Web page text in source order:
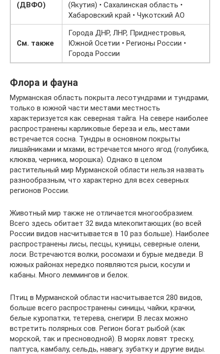
(ДВФО)
(Якутия) • Сахалинская область •
Хабаровский край • Чукотский АО
См. также
Города ДНР, ЛНР, Приднестровья,
Южной Осетии • Регионы России •
Города России
Флора и фауна
Мурманская область покрыта лесотундрами и тундрами,
только в южной части местами местность
характеризуется как северная тайга. На севере наиболее
распространены карликовые береза и ель, местами
встречается сосна. Тундры в основном покрыты
лишайниками и мхами, встречается много ягод (голубика,
клюква, черника, морошка). Однако в целом
растительный мир Мурманской области нельзя назвать
разнообразным, что характерно для всех северных
регионов России.
Животный мир также не отличается многообразием.
Всего здесь обитает 32 вида млекопитающих (во всей
России видов насчитывается в 10 раз больше). Наиболее
распространены лисы, песцы, куницы, северные олени,
лоси. Встречаются волки, росомахи и бурые медведи. В
южных районах нередко появляются рыси, косули и
кабаны. Много леммингов и белок.
Птиц в Мурманской области насчитывается 280 видов,
больше всего распространены синицы, чайки, крачки,
белые куропатки, тетерева, снегири. В лесах можно
встретить полярных сов. Регион богат рыбой (как
морской, так и пресноводной). В морях ловят треску,
палтуса, камбалу, сельдь, навагу, зубатку и другие виды.